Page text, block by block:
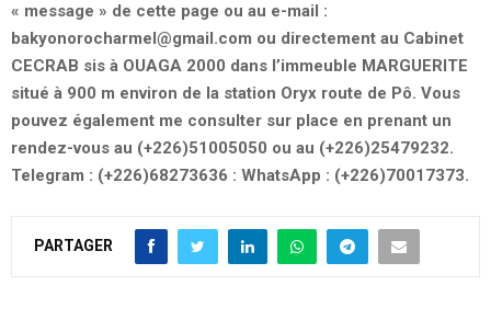
« message » de cette page ou au e-mail :
bakyonorocharmel@gmail.com ou directement au Cabinet
CECRAB sis à OUAGA 2000 dans l’immeuble MARGUERITE
situé à 900 m environ de la station Oryx route de Pô. Vous
pouvez également me consulter sur place en prenant un
rendez-vous au (+226)51005050 ou au (+226)25479232.
Telegram : (+226)68273636 : WhatsApp : (+226)70017373.
PARTAGER